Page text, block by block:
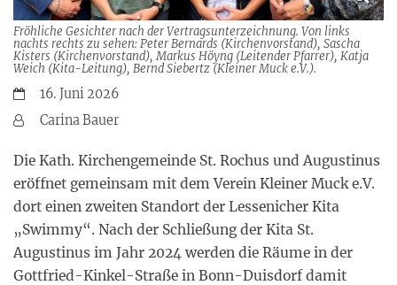
Fröhliche Gesichter nach der Vertragsunterzeichnung. Von links
nachts rechts zu sehen: Peter Bernards (Kirchenvorstand), Sascha
Kisters (Kirchenvorstand), Markus Höyng (Leitender Pfarrer), Katja
Weich (Kita-Leitung), Bernd Siebertz (Kleiner Muck e.V.).
Datum:16. Juni 2026
Von:Carina Bauer
Die Kath. Kirchengemeinde St. Rochus und Augustinus
eröffnet gemeinsam mit dem Verein Kleiner Muck e.V.
dort einen zweiten Standort der Lessenicher Kita
„Swimmy“. Nach der Schließung der Kita St.
Augustinus im Jahr 2024 werden die Räume in der
Gottfried-Kinkel-Straße in Bonn-Duisdorf damit